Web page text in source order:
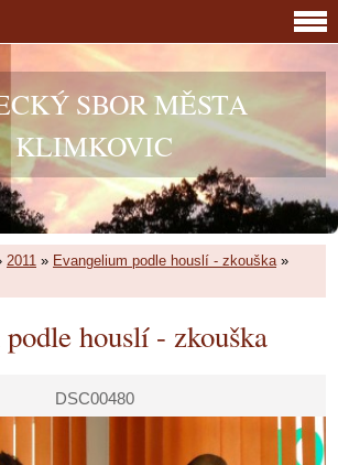
SBOR MĚSTA
KLIMKOVIC
2011 » Evangelium podle houslí - zkouška»
houslí - zkouška
DSC00480